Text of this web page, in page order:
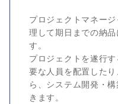
プロジェクトマネー
理して期日までの納
す。
プロジェクトを遂行
要な人員を配置した
ら、システム開発・
きます。